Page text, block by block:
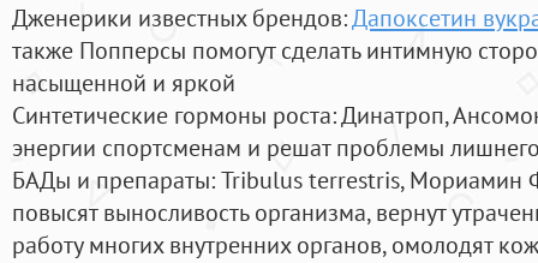
Дженерики известных брендов:Дапоксетин
также Попперсы помогут сделать интимную
насыщенной и яркой
Синтетические гормоны роста: Динатроп,
энергии спортсменам и решат проблемы
БАДы и препараты:Tribulus terrestris, Мориамин
повысят выносливость организма, вернут
работу многих внутренних органов, омолодят